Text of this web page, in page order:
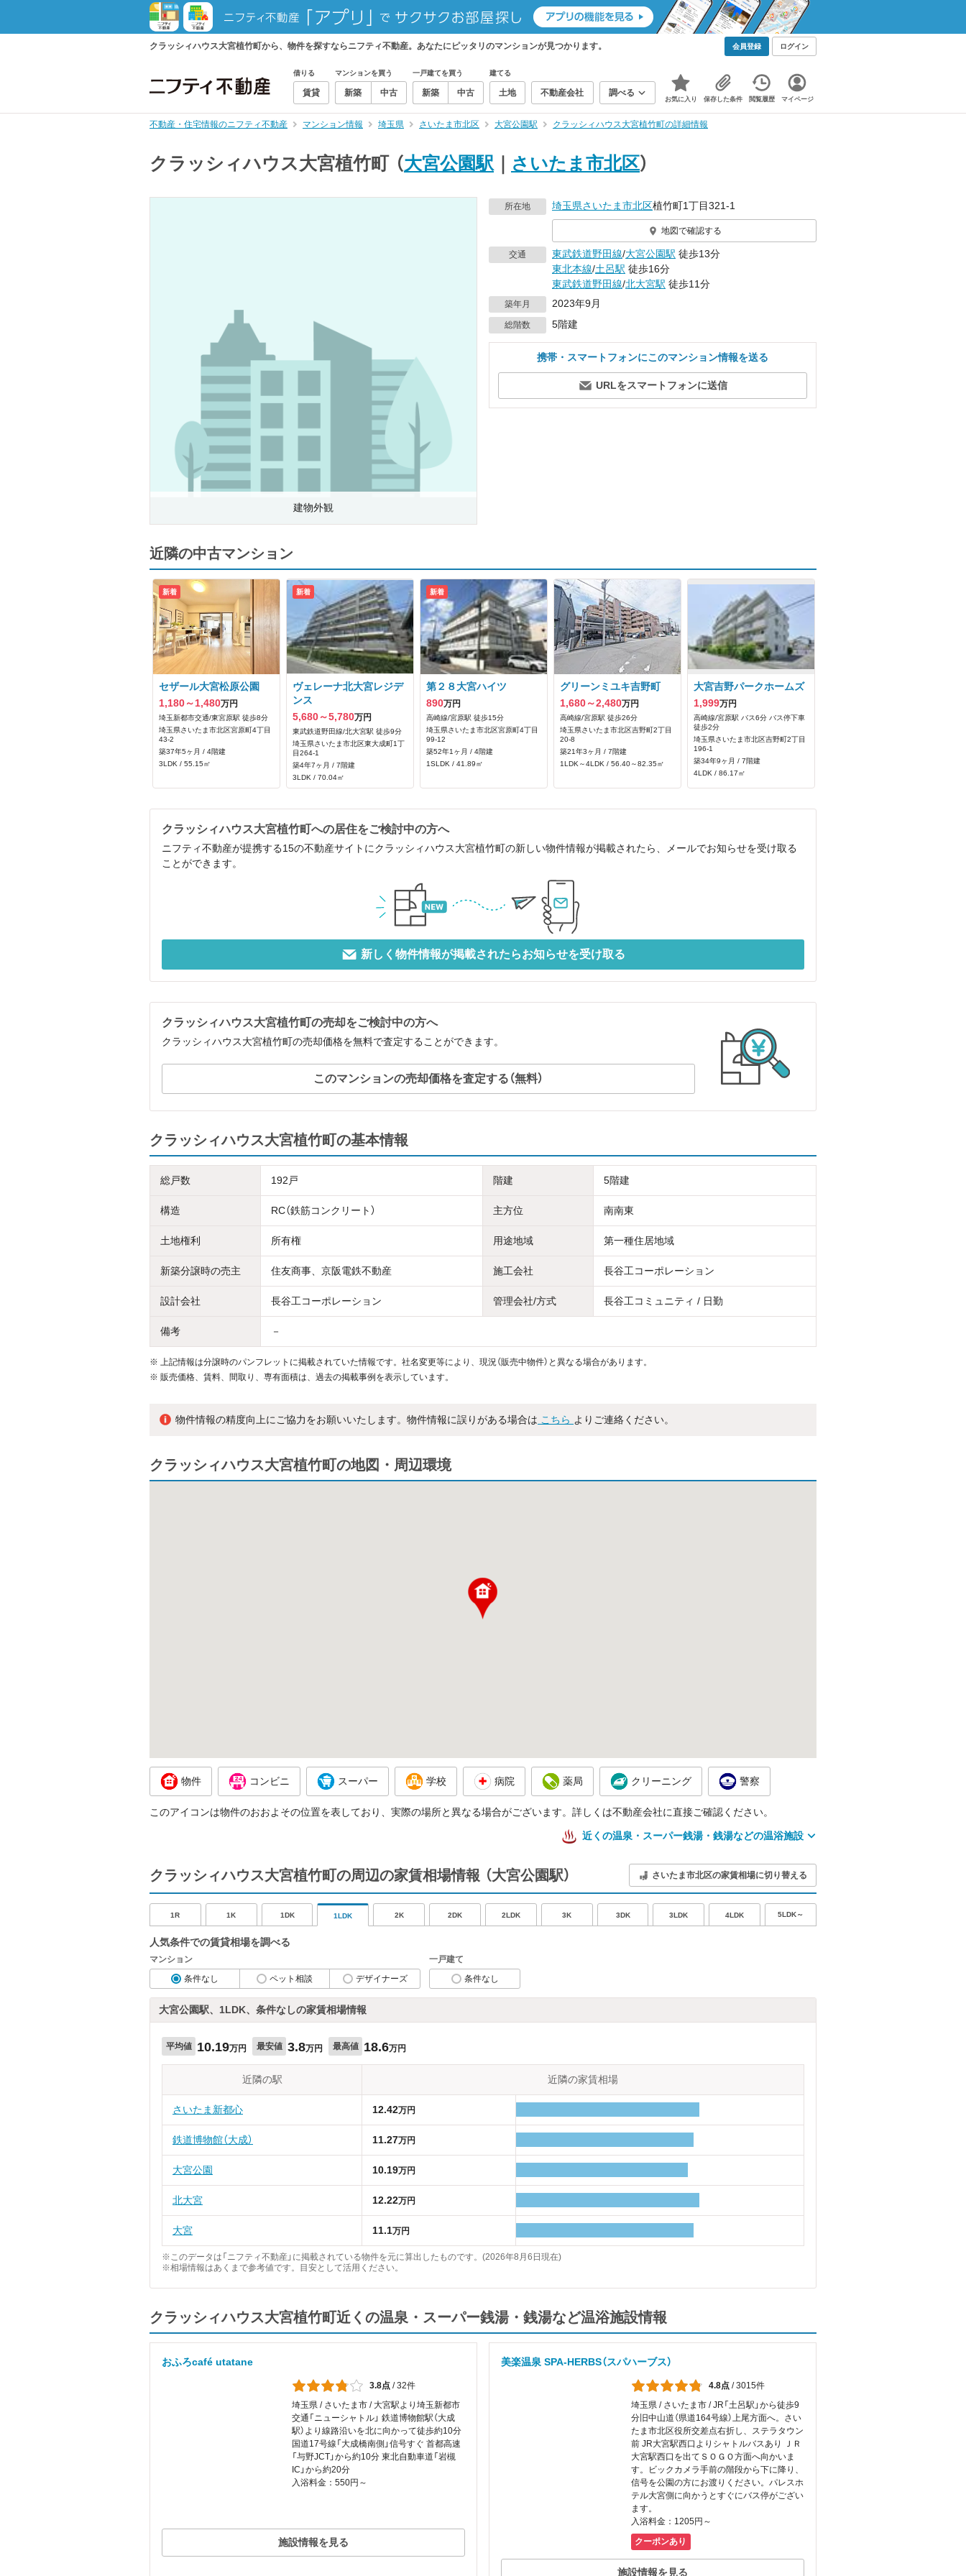
クラッシィハウス大宮植竹町から、物件を探すならニフティ不動産。あなたにピッタリのマンションが見つかります。 会員登録 ログイン
借りる
賃貸
マンションを買う
新築 中古
一戸建てを買う
新築 中古
建てる
土地 不動産会社 調べる
お気に入り 保存した条件 閲覧履歴 マイページ
不動産・住宅情報のニフティ不動産 マンション情報 埼玉県 さいたま市北区 大宮公園駅 クラッシィハウス大宮植竹町の詳細情報
クラッシィハウス大宮植竹町 （大宮公園駅 さいたま市北区）
建物外観
所在地 埼玉県さいたま市北区植竹町1丁目321‐1
地図で確認する
交通 東武鉄道野田線/大宮公園駅 徒歩13分
東北本線/土呂駅 徒歩16分
東武鉄道野田線/北大宮駅 徒歩11分
築年月 2023年9月
総階数 5階建
携帯・スマートフォンにこのマンション情報を送る
URLをスマートフォンに送信
近隣の中古マンション
新着
セザール大宮松原公園
1,180～1,480万円
埼玉新都市交通/東宮原駅 徒歩8分
埼玉県さいたま市北区宮原町4丁目
43-2
築37年5ヶ月 / 4階建
3LDK / 55.15㎡
新着
ヴェレーナ北大宮レジデ
ンス
5,680～5,780万円
東武鉄道野田線/北大宮駅 徒歩9分
埼玉県さいたま市北区東大成町1丁
目264‐1
築4年7ヶ月 / 7階建
3LDK / 70.04㎡
新着
第２８大宮ハイツ
890万円
高崎線/宮原駅 徒歩15分
埼玉県さいたま市北区宮原町4丁目
99-12
築52年1ヶ月 / 4階建
1SLDK / 41.89㎡
グリーンミユキ吉野町
1,680～2,480万円
高崎線/宮原駅 徒歩26分
埼玉県さいたま市北区吉野町2丁目
20-8
築21年3ヶ月 / 7階建
1LDK～4LDK / 56.40～82.35㎡
大宮吉野パークホームズ
1,999万円
高崎線/宮原駅 バス6分 バス停下車
徒歩2分
埼玉県さいたま市北区吉野町2丁目
196-1
築34年9ヶ月 / 7階建
4LDK / 86.17㎡
クラッシィハウス大宮植竹町への居住をご検討中の方へ
ニフティ不動産が提携する15の不動産サイトにクラッシィハウス大宮植竹町の新しい物件情報が掲載されたら、メールでお知らせを受け取る
ことができます。
新しく物件情報が掲載されたらお知らせを受け取る
クラッシィハウス大宮植竹町の売却をご検討中の方へ
クラッシィハウス大宮植竹町の売却価格を無料で査定することができます。
このマンションの売却価格を査定する（無料）
クラッシィハウス大宮植竹町の基本情報
総戸数 192戸 階建 5階建
構造 RC（鉄筋コンクリート） 主方位 南南東
土地権利 所有権 用途地域 第一種住居地域
新築分譲時の売主 住友商事、京阪電鉄不動産 施工会社 長谷工コーポレーション
設計会社 長谷工コーポレーション 管理会社/方式 長谷工コミュニティ / 日勤
備考 －
※
上記情報は分譲時のパンフレットに掲載されていた情報です。社名変更等により、現況（販売中物件）と異なる場合があります。
※ 販売価格、賃料、間取り、専有面積は、過去の掲載事例を表示しています。
物件情報の精度向上にご協力をお願いいたします。物件情報に誤りがある場合は こちら よりご連絡ください。
クラッシィハウス大宮植竹町の地図・周辺環境
物件 コンビニ スーパー 学校 病院 薬局 クリーニング 警察
このアイコンは物件のおおよその位置を表しており、実際の場所と異なる場合がございます。詳しくは不動産会社に直接ご確認ください。
近くの温泉・スーパー銭湯・銭湯などの温浴施設
クラッシィハウス大宮植竹町の周辺の家賃相場情報 （大宮公園駅） さいたま市北区の家賃相場に切り替える
1R 1K 1DK 1LDK 2K 2DK 2LDK 3K 3DK 3LDK 4LDK 5LDK～
人気条件での賃貸相場を調べる
マンション
条件なし
ペット相談 デザイナーズ
一戸建て
条件なし
大宮公園駅、1LDK、条件なしの家賃相場情報
平均値 10.19万円 最安値 3.8万円 最高値 18.6万円
近隣の駅 近隣の家賃相場
さいたま新都心 12.42万円
鉄道博物館（大成） 11.27万円
大宮公園 10.19万円
北大宮 12.22万円
大宮 11.1万円
※このデータは「ニフティ不動産」に掲載されている物件を元に算出したものです。(2026年8月6日現在)
※相場情報はあくまで参考値です。目安として活用ください。
クラッシィハウス大宮植竹町近くの温泉・スーパー銭湯・銭湯など温浴施設情報
おふろcafé utatane
3.8点 /32件
埼玉県 / さいたま市 / 大宮駅より埼玉新都市
交通「ニューシャトル」 鉄道博物館駅（大成
駅）より線路沿いを北に向かって徒歩約10分
国道17号線「大成橋南側」信号すぐ 首都高速
「与野JCT」から約10分 東北自動車道「岩槻
IC」から約20分
入浴料金：550円～
施設情報を見る
美楽温泉 SPA-HERBS（スパハーブス）
4.8点 /3015件
埼玉県 / さいたま市 / JR「土呂駅」から徒歩9
分旧中山道（県道164号線）上尾方面へ。さい
たま市北区役所交差点右折し、ステラタウン
前 JR大宮駅西口よりシャトルバスあり ＪＲ
大宮駅西口を出てＳＯＧＯ方面へ向かいま
す。ビックカメラ手前の階段から下に降り、
信号を公園の方にお渡りください。パレスホ
テル大宮側に向かうとすぐにバス停がござい
ます。
入浴料金：1205円～
クーポンあり
施設情報を見る